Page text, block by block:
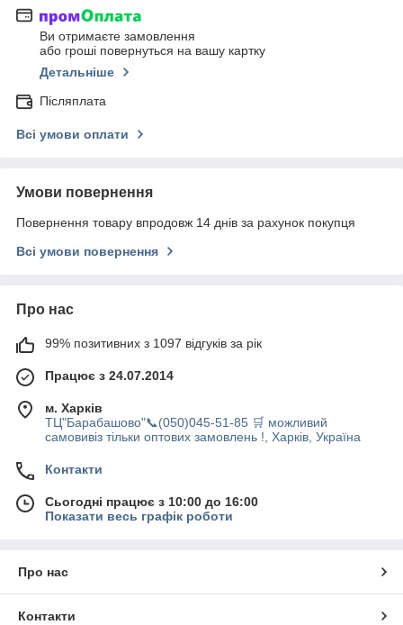
Ви отримаєте замовлення
або гроші повернуться на вашу картку
Детальніше
Післяплата
Всі умови оплати
Умови повернення
Повернення товару впродовж 14 днів за рахунок покупця
Всі умови повернення
Про нас
99% позитивних з 1097 відгуків за рік
Працює з 24.07.2014
м. Харків
ТЦ"Барабашово"📞(050)045-51-85 🛒 можливий
самовивіз тільки оптових замовлень !, Харків, Україна
Контакти
Сьогодні працює з 10:00 до 16:00
Показати весь графік роботи
Про нас
Контакти